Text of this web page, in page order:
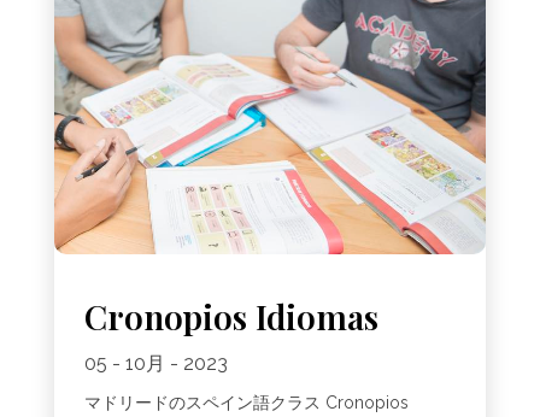
Cronopios Idiomas
05 - 10月 - 2023
マドリードのスペイン語クラス Cronopios